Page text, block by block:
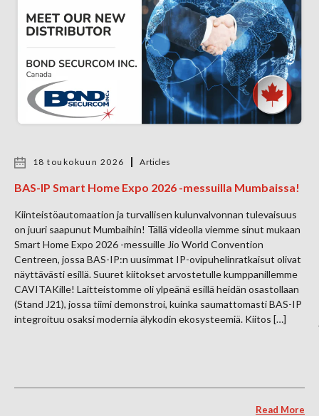
18 toukokuun 2026 Articles
BAS-IP Smart Home Expo 2026 -messuilla Mumbaissa!
Kiinteistöautomaation ja turvallisen kulunvalvonnan tulevaisuus
on juuri saapunut Mumbaihin! Tällä videolla viemme sinut mukaan
Smart Home Expo 2026 -messuille Jio World Convention
Centreen, jossa BAS-IP:n uusimmat IP-ovipuhelinratkaisut olivat
näyttävästi esillä. Suuret kiitokset arvostetulle kumppanillemme
CAVITAKille! Laitteistomme oli ylpeänä esillä heidän osastollaan
(Stand J21), jossa tiimi demonstroi, kuinka saumattomasti BAS-IP
integroituu osaksi modernia älykodin ekosysteemiä. Kiitos […]
Read More